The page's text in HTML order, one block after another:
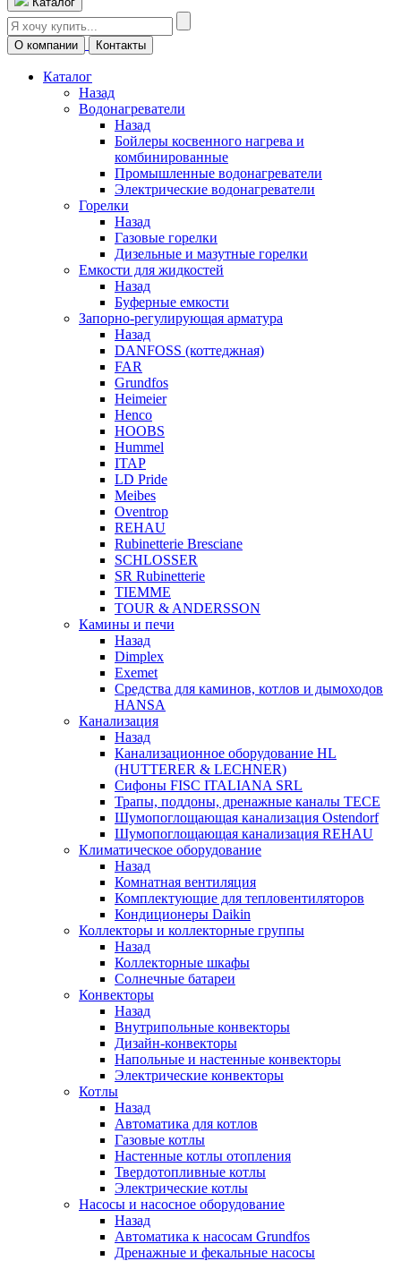
О компании Контакты
Каталог
Назад
Водонагреватели
Назад
Бойлеры косвенного нагрева и
комбинированные
Промышленные водонагреватели
Электрические водонагреватели
Горелки
Назад
Газовые горелки
Дизельные и мазутные горелки
Емкости для жидкостей
Назад
Буферные емкости
Запорно-регулирующая арматура
Назад
DANFOSS (коттеджная)
FAR
Grundfos
Heimeier
Henco
HOOBS
Hummel
ITAP
LD Pride
Meibes
Oventrop
REHAU
Rubinetterie Bresciane
SCHLOSSER
SR Rubinetterie
TIEMME
TOUR & ANDERSSON
Камины и печи
Назад
Dimplex
Exemet
Средства для каминов, котлов и дымоходов
HANSA
Канализация
Назад
Канализационное оборудование HL
(HUTTERER & LECHNER)
Сифоны FISC ITALIANA SRL
Трапы, поддоны, дренажные каналы TECE
Шумопоглощающая канализация Ostendorf
Шумопоглощающая канализация REHAU
Климатическое оборудование
Назад
Комнатная вентиляция
Комплектующие для тепловентиляторов
Кондиционеры Daikin
Коллекторы и коллекторные группы
Назад
Коллекторные шкафы
Солнечные батареи
Конвекторы
Назад
Внутрипольные конвекторы
Дизайн-конвекторы
Напольные и настенные конвекторы
Электрические конвекторы
Котлы
Назад
Автоматика для котлов
Газовые котлы
Настенные котлы отопления
Твердотопливные котлы
Электрические котлы
Насосы и насосное оборудование
Назад
Автоматика к насосам Grundfos
Дренажные и фекальные насосы